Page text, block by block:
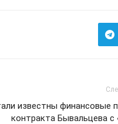
известны финансовые
контракта Бывальцева с